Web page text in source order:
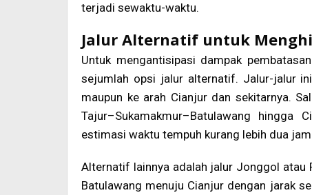
terjadi sewaktu-waktu.
Jalur Alternatif untuk
Untuk mengantisipasi dampak
sejumlah opsi jalur alternatif. Jalur-jalur
maupun ke arah Cianjur dan sekitarnya.
Tajur–Sukamakmur–Batulawang
estimasi waktu tempuh kurang lebih dua
Alternatif lainnya adalah jalur Jonggol atau
Batulawang menuju Cianjur dengan jarak